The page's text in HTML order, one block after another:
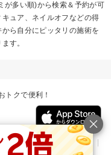
が多い順)から検索＆予約が可
ュア、ネイルオフなどの得
ら自分にピッタリの施術を
す。
トクで便利！
リリース情報
利用規約